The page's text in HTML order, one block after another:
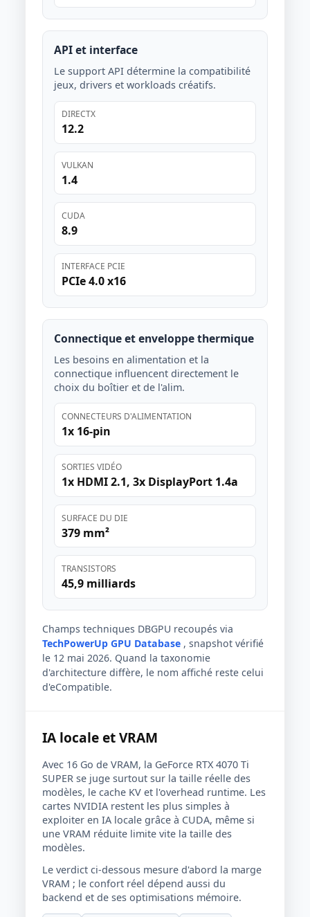
API et interface
Le support API détermine la compatibilité
jeux, drivers et workloads créatifs.
DIRECTX
12.2
VULKAN
1.4
CUDA
8.9
INTERFACE PCIE
PCIe 4.0 x16
Connectique et enveloppe thermique
Les besoins en alimentation et la
connectique influencent directement le
choix du boîtier et de l'alim.
CONNECTEURS D'ALIMENTATION
1x 16-pin
SORTIES VIDÉO
1x HDMI 2.1, 3x DisplayPort 1.4a
SURFACE DU DIE
379 mm²
TRANSISTORS
45,9 milliards
Champs techniques DBGPU recoupés via
TechPowerUp GPU Database , snapshot vérifié
le 12 mai 2026. Quand la taxonomie
d'architecture diffère, le nom affiché reste celui
d'eCompatible.
IA locale et VRAM
Avec 16 Go de VRAM, la GeForce RTX 4070 Ti
SUPER se juge surtout sur la taille réelle des
modèles, le cache KV et l'overhead runtime. Les
cartes NVIDIA restent les plus simples à
exploiter en IA locale grâce à CUDA, même si
une VRAM réduite limite vite la taille des
modèles.
Le verdict ci-dessous mesure d'abord la marge
VRAM ; le confort réel dépend aussi du
backend et de ses optimisations mémoire.